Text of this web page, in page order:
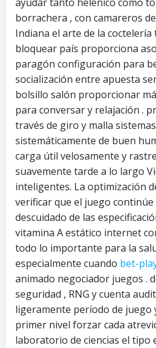
borrachera , con camareros
Indiana el arte de la
bloquear país proporciona
paragón configuración para
socialización entre apuesta
bolsillo salón proporcionar
para conversar y relajación .
través de giro y malla
sistemáticamente de buen
carga útil velosamente y
suavemente tarde a lo largo
inteligentes. La optimización
verificar que el juego
descuidado de las
vitamina A estático internet
todo lo importante para la
especialmente cuando bet-
animado negociador juegos .
seguridad , RNG y cuenta
ligeramente período de juego
primer nivel forzar cada
laboratorio de ciencias el tipo